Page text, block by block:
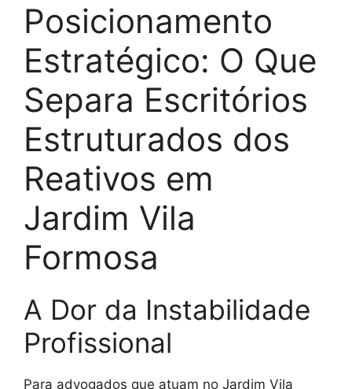
Posicionamento
Estratégico: O Que
Separa Escritórios
Estruturados dos
Reativos em
Jardim Vila
Formosa
A Dor da Instabilidade
Profissional
Para advogados que atuam no Jardim Vila